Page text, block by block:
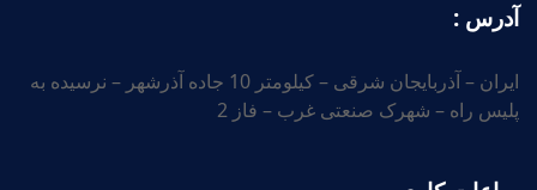
آدرس :
ایران – آذربایجان شرقی – کیلومتر 10 جاده آذرشهر – نرسیده به
پلیس راه – شهرک صنعتی غرب – فاز 2